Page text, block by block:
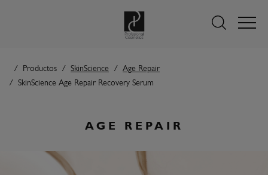
Productos SkinScience
Age Repair
SkinScience Age Repair Recovery Serum
AGE REPAIR